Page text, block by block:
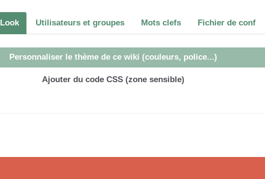
Look Utilisateurs et groupes Mots clefs Fichier de conf
Personnaliser le thème de ce wiki (couleurs, police...)
Ajouter du code CSS (zone sensible)